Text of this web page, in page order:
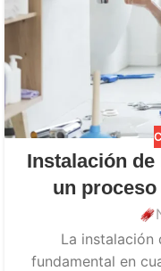
Instalación
un
La instalación
fundamental en